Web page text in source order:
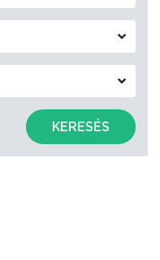
KERESÉS